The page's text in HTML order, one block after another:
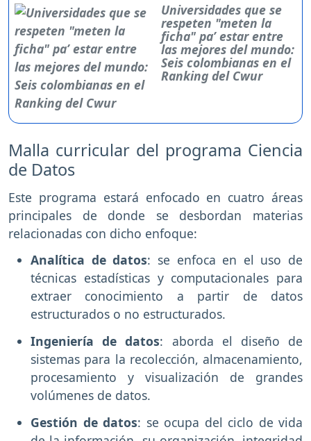
Universidades que se
respeten "meten la
ficha" pa’ estar entre
las mejores del mundo:
Seis colombianas en el
Ranking del Cwur
Malla curricular del programa Ciencia
de Datos
Este programa estará enfocado en cuatro áreas
principales de donde se desbordan materias
relacionadas con dicho enfoque:
Analítica de datos: se enfoca en el uso de
técnicas estadísticas y computacionales para
extraer conocimiento a partir de datos
estructurados o no estructurados.
Ingeniería de datos: aborda el diseño de
sistemas para la recolección, almacenamiento,
procesamiento y visualización de grandes
volúmenes de datos.
Gestión de datos: se ocupa del ciclo de vida